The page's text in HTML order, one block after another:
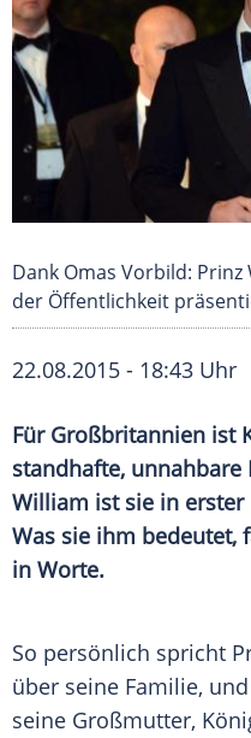
Dank Omas Vorbild:
der Öffentlichkeit
22.08.2015 - 18:43 Uhr
Für Großbritannien ist
standhafte,
William ist sie in
Was sie ihm bedeutet,
in Worte.
So persönlich spricht
über seine Familie,
seine Großmutter,